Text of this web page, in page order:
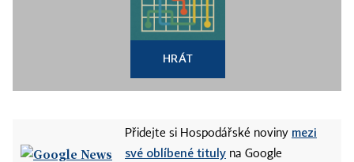
HRÁT
Přidejte si Hospodářské noviny mezi
své oblíbené tituly na Google